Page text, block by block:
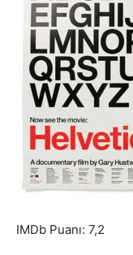
IMDb Puanı: 7,2